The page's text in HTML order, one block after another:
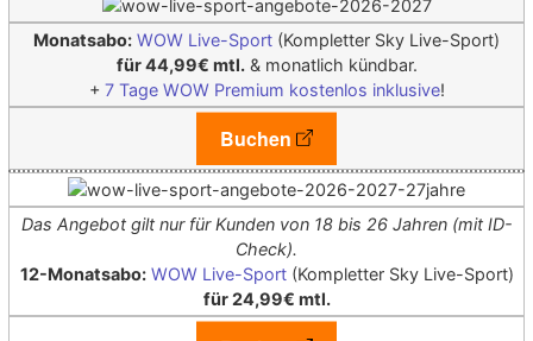
Monatsabo: WOW Live-Sport (Kompletter Sky Live-Sport)
für 44,99€ mtl.& monatlich kündbar.
+ 7 Tage WOW Premium kostenlos inklusive!
Buchen
Das Angebot gilt nur für Kunden von 18 bis 26 Jahren (mit ID-
Check).
12-Monatsabo: WOW Live-Sport(Kompletter Sky Live-Sport)
für 24,99€ mtl.